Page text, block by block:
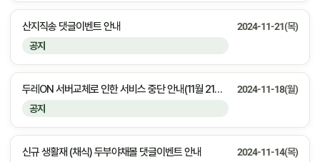
공지
산지직송 댓글이벤트 안내 2024-11-21(목)
공지
두레ON 서버교체로 인한 서비스 중단 안내(11월 21일 오후 11시부터 22일 오전 3시까지) 2024-11-18(월)
신규 생활재 (채식) 두부야채볼 댓글이벤트 안내 2024-11-14(목)